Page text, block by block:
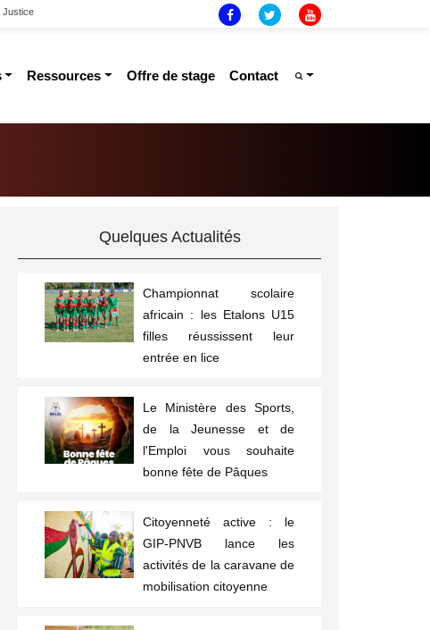
Justice
ressources offre de stage contact
Quelques Actualités
Championnat scolaire
africain : les Etalons U15
filles réussissent leur
entrée en lice
Le Ministère des Sports,
de la Jeunesse et de
l'Emploi vous souhaite
bonne fête de Pâques
Citoyenneté active : le
GIP-PNVB lance les
activités de la caravane de
mobilisation citoyenne